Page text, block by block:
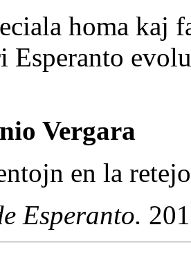
homa kaj
Vergara
en la
Esperanto.